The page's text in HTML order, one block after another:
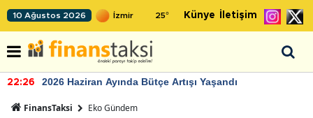
10 Ağustos 2026 25° Künye İletişim
22:26 2026 Haziran Ayında Bütçe Artışı Yaşandı
FinansTaksi Eko Gündem